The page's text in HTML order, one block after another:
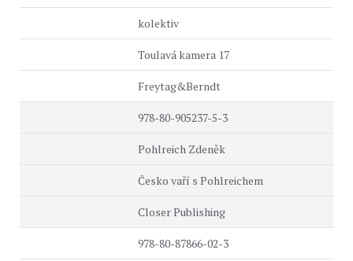
kolektiv
Toulavá kamera 17
Freytag&Berndt
978-80-905237-5-3
Pohlreich Zdeněk
Česko vaří s Pohlreichem
Closer Publishing
978-80-87866-02-3